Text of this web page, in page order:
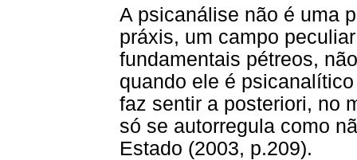
A psicanálise não é uma
práxis, um campo
fundamentais pétreos,
quando ele é
faz sentir a posteriori, no
só se autorregula como
Estado (2003, p.209).